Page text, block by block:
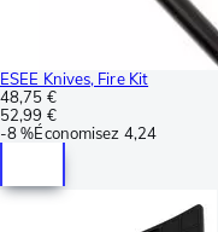
ESEE Knives, Fire Kit
48,75 €
52,99 €
-8 %Économisez 4,24